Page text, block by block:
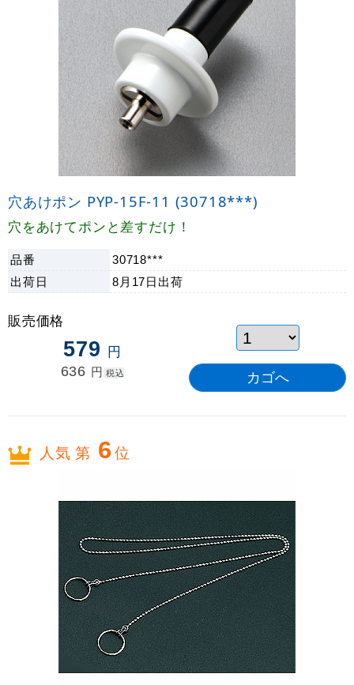
穴あけポン PYP-15F-11 (30718***)
穴をあけてポンと差すだけ！
品番 30718***
出荷日 8月17日 出荷
販売価格
579 円
636 円 税込
人気 第 6位